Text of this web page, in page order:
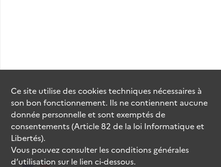
Ce site utilise descookiestechniques nécessaires à
son bon fonctionnement. Ils ne contiennent aucune
donnée personnelle et sont exemptés de
consentements (Article 82 de la loi Informatique et
Libertés).
Vous pouvez consulter les conditions générales
d’utilisation sur le lien ci-dessous.